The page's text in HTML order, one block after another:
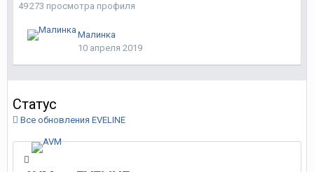
49 273 просмотра профиля
Малинка
10 апреля 2019
Статус
Все обновления EVELINE